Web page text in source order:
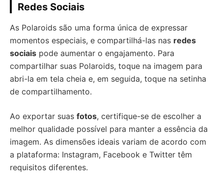
Redes Sociais
As Polaroids são uma forma única de expressar
momentos especiais, e compartilhá-las nas redes
sociais pode aumentar o engajamento. Para
compartilhar suas Polaroids, toque na imagem para
abri-la em tela cheia e, em seguida, toque na setinha
de compartilhamento.
Ao exportar suas fotos, certifique-se de escolher a
melhor qualidade possível para manter a essência da
imagem. As dimensões ideais variam de acordo com
a plataforma: Instagram, Facebook e Twitter têm
requisitos diferentes.